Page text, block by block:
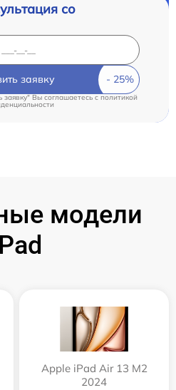
со
заявку
Вы соглашаетесь c политикой
модели
Apple iPad Air 13 M2
2024